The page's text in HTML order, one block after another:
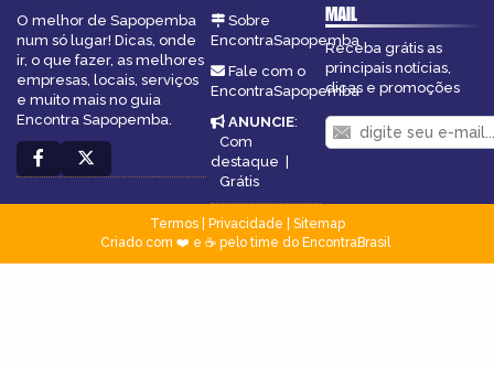
O melhor de Sapopemba
num só lugar! Dicas, onde
ir, o que fazer, as melhores
empresas, locais, serviços
e muito mais no guia
Encontra Sapopemba.
Sobre
EncontraSapopemba
Fale com o
EncontraSapopemba
ANUNCIE:
Com
destaque |
Grátis
MAIL
Receba grátis as
principais notícias,
dicas e promoções
Termos| Privacidade
Sitemap
Criado com ❤️ e ☕ pelo time do EncontraBrasil